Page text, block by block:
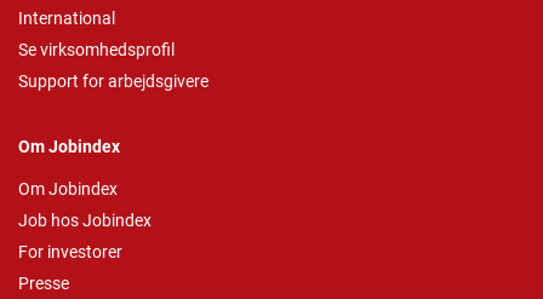
International
Se virksomhedsprofil
Support for arbejdsgivere
Om Jobindex
Om Jobindex
Job hos Jobindex
For investorer
Presse